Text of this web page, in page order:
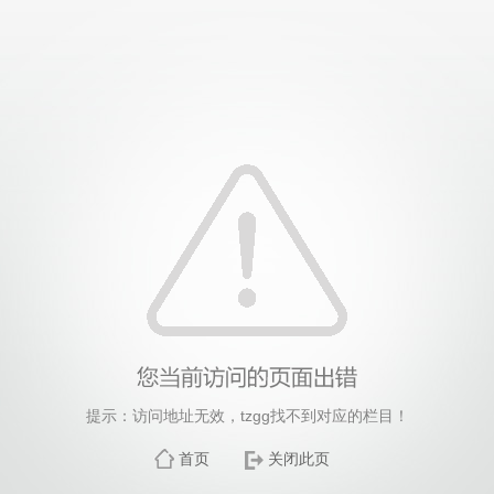
提示：访问地址无效，tzgg找不到对应的栏目！
首页 关闭此页